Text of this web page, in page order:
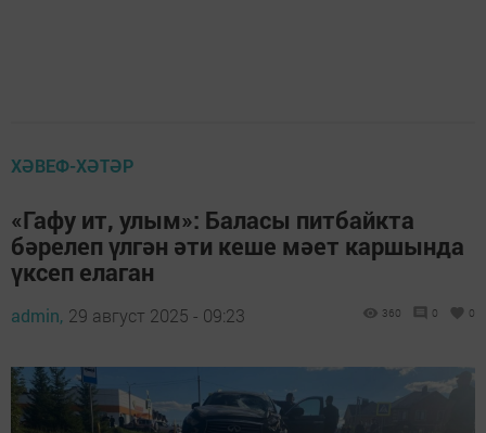
ХӘВЕФ-ХӘТӘР
«Гафу ит, улым»: Баласы питбайкта
бәрелеп үлгән әти кеше мәет каршында
үксеп елаган
admin, 29 август 2025 - 09:23 360 0 0